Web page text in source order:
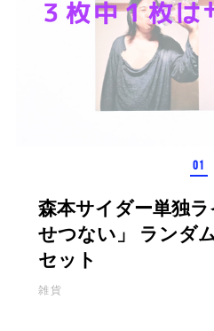
森本サイダー単独
せつない」 ランダ
セット
雑貨